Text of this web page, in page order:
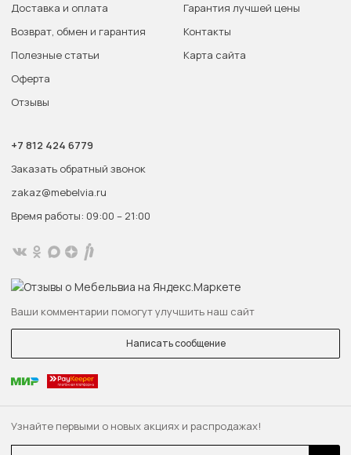
Узнайте первыми о новых акциях и распродажах!
Доставка и оплата
Возврат, обмен и гарантия
Полезные статьи
Оферта
Отзывы
Гарантия лучшей цены
Контакты
Карта сайта
+7 812 424 6779
Заказать обратный звонок
zakaz@mebelvia.ru
Время работы: 09:00 – 21:00
Ваши комментарии помогут улучшить наш сайт
Написать сообщение